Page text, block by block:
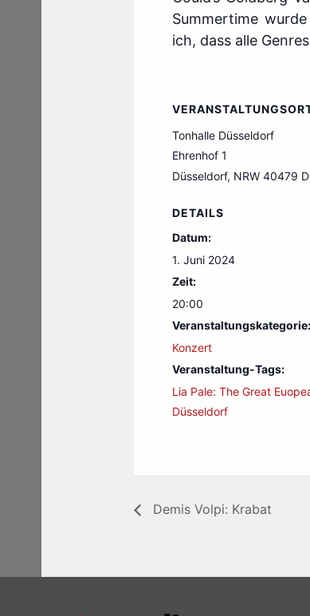
Summertime
ich, dass alle
DETAILS
Datum:
1. Juni 2024
Zeit:
20:00
Veranstaltungskategorie:
Konzert
Veranstaltung-Tags:
Lia Pale: The Great
Düsseldorf
Tonhalle Düsseldorf
Ehrenhof 1
Düsseldorf, NRW 40479
Demis Volpi: Krabat